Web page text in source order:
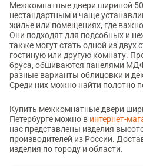
Межкомнатные двери шириной 50
нестандартным и чаще
жилье или помещениях, где
Они подходят для подсобных и
также могут стать одной из
гостиную или другую комнату.
бруса, обшиваются панелями
разные варианты облицовки и
Среди них можно найти полотно
Купить межкомнатные двери
Петербурге можно в интернет-
нас представлены изделия
производителей из России.
изделия по городу и области.